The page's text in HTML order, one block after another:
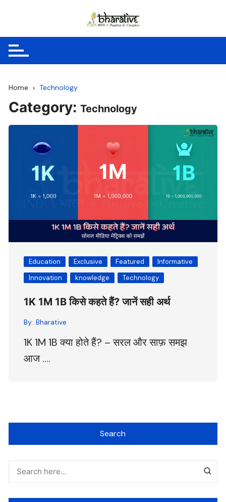
to
content
Home Technology
Category:Technology
Education Exclusive Featured
Informative
Innovation
knowledge Technology
1K 1M 1B किसे कहते हैं? जानें सही अर्थ
By: Bharative
1K 1M 1B क्या होते हैं? – सरल और साफ़ समझ
आज ….
Search